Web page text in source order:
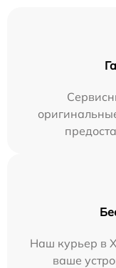
Наш курьер в
ваше